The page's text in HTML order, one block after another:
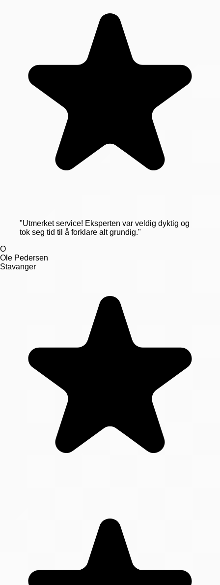
"Utmerket service! Eksperten var veldig dyktig og
tok seg tid til å forklare alt grundig."
O
Ole Pedersen
Stavanger